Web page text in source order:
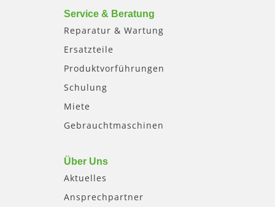
Service & Beratung
Reparatur & Wartung
Ersatzteile
Produktvorführungen
Schulung
Miete
Gebrauchtmaschinen
Über Uns
Aktuelles
Ansprechpartner